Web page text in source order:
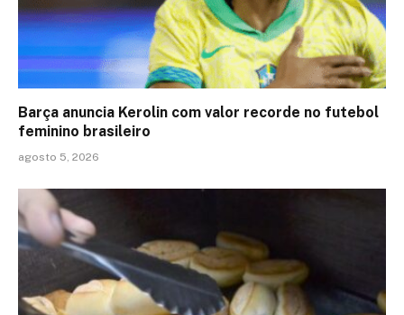
Barça anuncia Kerolin com valor recorde no futebol
feminino brasileiro
agosto 5, 2026